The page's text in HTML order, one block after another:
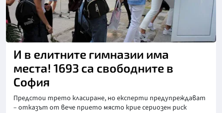
И в елитните гимназии има
места! 1693 са свободните в
София
Предстои трето класиране, но експерти предупреждават
– отказът от вече прието място крие сериозен риск